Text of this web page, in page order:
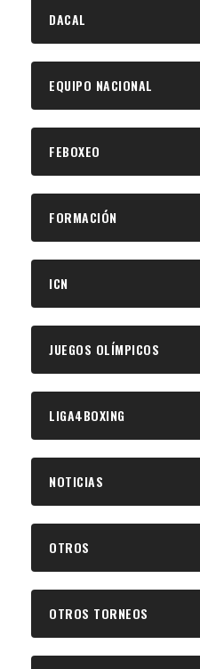
DACAL
EQUIPO NACIONAL
FEBOXEO
FORMACIÓN
ICN
JUEGOS OLÍMPICOS
LIGA4BOXING
NOTICIAS
OTROS
OTROS TORNEOS